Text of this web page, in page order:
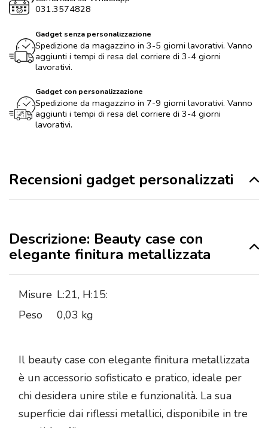
031.3574828
Gadget senza personalizzazione
Spedizione da magazzino in 3-5 giorni lavorativi. Vanno
aggiunti i tempi di resa del corriere di 3-4 giorni
lavorativi.
Gadget con personalizzazione
Spedizione da magazzino in 7-9 giorni lavorativi. Vanno
aggiunti i tempi di resa del corriere di 3-4 giorni
lavorativi.
Recensioni gadget personalizzati
Descrizione: Beauty case con
elegante finitura metallizzata
Misure L:21, H:15:
Peso
0,03 kg
Il beauty case con elegante finitura metallizzata
è un accessorio sofisticato e pratico, ideale per
chi desidera unire stile e funzionalità. La sua
superficie dai riflessi metallici, disponibile in tre